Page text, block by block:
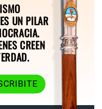
UN PILAR
CREEN